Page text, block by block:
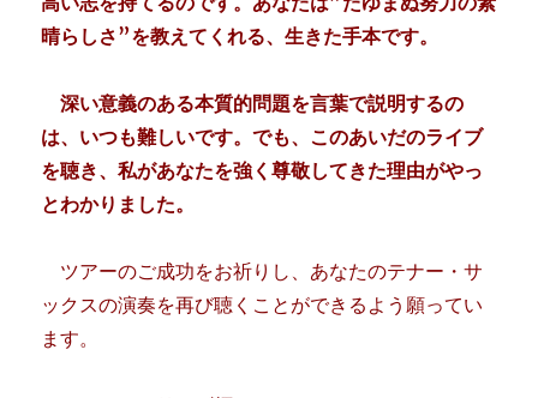
晴らしさ”を教えてくれる、生きた手本です。
深い意義のある本質的問題を言葉で説明するの
は、いつも難しいです。でも、このあいだのライブ
を聴き、私があなたを強く尊敬してきた理由がやっ
とわかりました。
ツアーのご成功をお祈りし、あなたのテナー・サ
ックスの演奏を再び聴くことができるよう願ってい
ます。